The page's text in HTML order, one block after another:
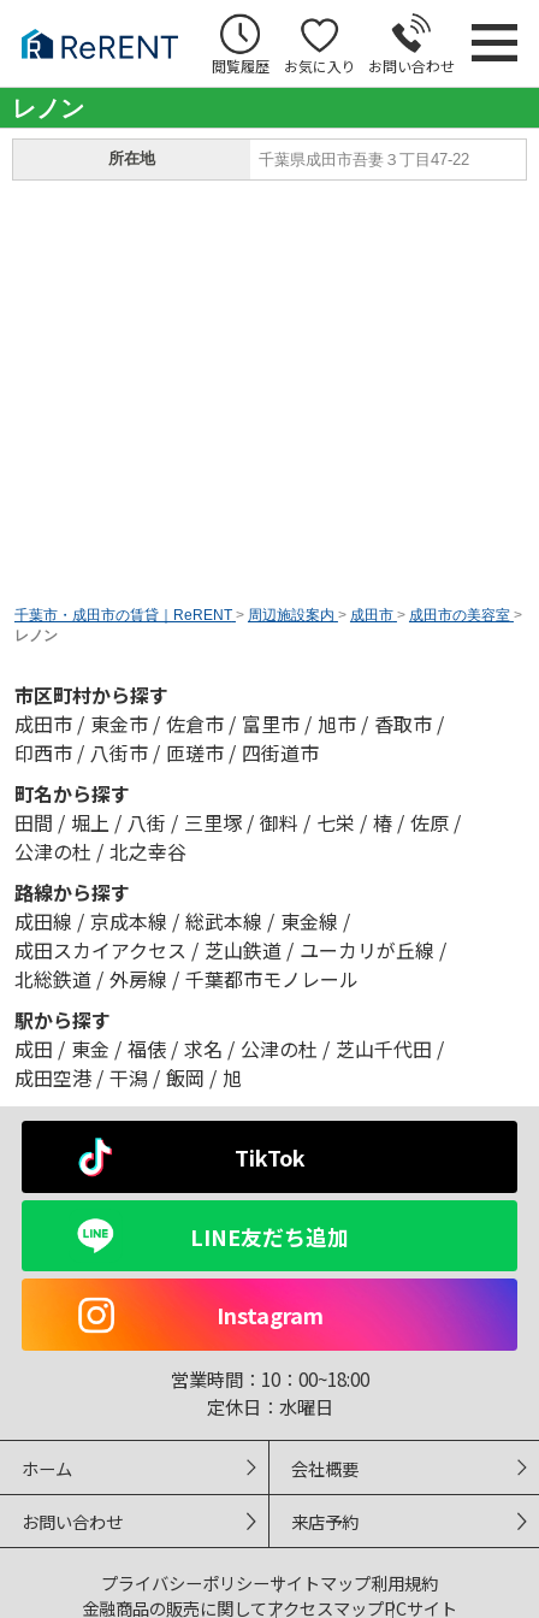
閲覧履歴 お気に入り お問い合わせ
レノン
所在地 千葉県成田市吾妻３丁目47-22
千葉市・成田市の賃貸｜ReRENT > 周辺施設案内 > 成田市 > 成田市の美容室 >
レノン
市区町村から探す
成田市 / 東金市 / 佐倉市 / 富里市 / 旭市 / 香取市 /
印西市 / 八街市 / 匝瑳市 / 四街道市
町名から探す
田間 / 堀上 / 八街 / 三里塚 / 御料 / 七栄 / 椿 / 佐原 /
公津の杜 / 北之幸谷
路線から探す
成田線 / 京成本線 / 総武本線 / 東金線 /
成田スカイアクセス / 芝山鉄道 / ユーカリが丘線 /
北総鉄道 / 外房線 / 千葉都市モノレール
駅から探す
成田 / 東金 / 福俵 / 求名 / 公津の杜 / 芝山千代田 /
成田空港 / 干潟 / 飯岡 / 旭
TikTok
LINE友だち追加
Instagram
営業時間： 10：00~18:00
定休日： 水曜日
ホーム 会社概要
お問い合わせ 来店予約
プライバシーポリシーサイトマップ利用規約
金融商品の販売に関してアクセスマップPCサイト